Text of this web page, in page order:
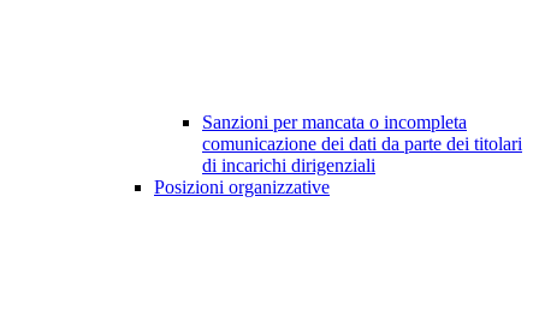
Sanzioni per mancata o incompleta
comunicazione dei dati da parte dei titolari
di incarichi dirigenziali
Posizioni organizzative